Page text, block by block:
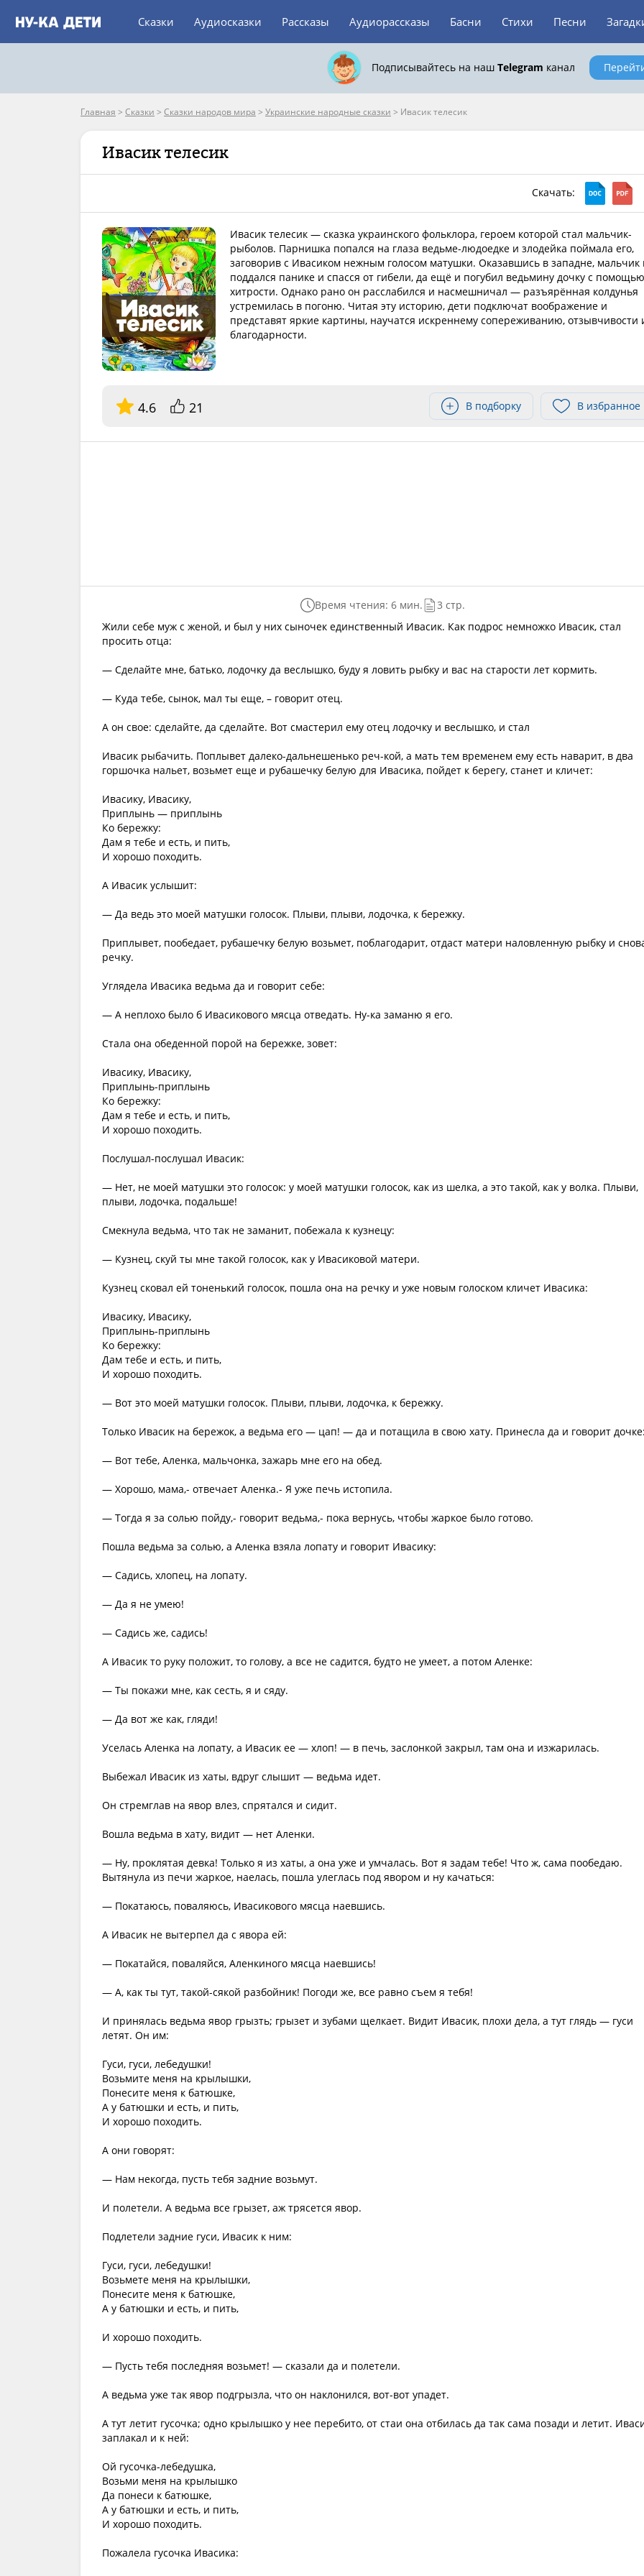
Сказки Аудиосказки Рассказы Аудиорассказы Басни Стихи Песни
Подписывайтесь на наш Telegram канал
Главная > Сказки > Сказки народов мира > Украинские народные сказки > Ивасик телесик
Ивасик телесик
Скачать:
Ивасик телесик — сказка украинского фольклора, героем которой стал мальчик-
рыболов. Парнишка попался на глаза ведьме-людоедке и злодейка поймала его,
заговорив с Ивасиком нежным голосом матушки. Оказавшись в западне, мальчик
поддался панике и спасся от гибели, да ещё и погубил ведьмину дочку с помощью
хитрости. Однако рано он расслабился и насмешничал — разъярённая колдунья
устремилась в погоню. Читая эту историю, дети подключат воображение и
представят яркие картины, научатся искреннему сопереживанию, отзывчивости
благодарности.
4.6 21 В подборку В избранное
Время чтения: 6 мин.
3 стр.
Жили себе муж с женой, и был у них сыночек единственный Ивасик. Как подрос немножко Ивасик, стал
просить отца:
— Сделайте мне, батько, лодочку да веслышко, буду я ловить рыбку и вас на старости лет кормить.
— Куда тебе, сынок, мал ты еще, – говорит отец.
А он свое: сделайте, да сделайте. Вот смастерил ему отец лодочку и веслышко, и стал
Ивасик рыбачить. Поплывет далеко-дальнешенько реч-кой, а мать тем временем ему есть наварит, в два
горшочка нальет, возьмет еще и рубашечку белую для Ивасика, пойдет к берегу, станет и кличет:
Ивасику, Ивасику,
Приплынь — приплынь
Ко бережку:
Дам я тебе и есть, и пить,
И хорошо походить.
А Ивасик услышит:
— Да ведь это моей матушки голосок. Плыви, плыви, лодочка, к бережку.
Приплывет, пообедает, рубашечку белую возьмет, поблагодарит, отдаст матери наловленную рыбку и
речку.
Углядела Ивасика ведьма да и говорит себе:
— А неплохо было б Ивасикового мясца отведать. Ну-ка заманю я его.
Стала она обеденной порой на бережке, зовет:
Ивасику, Ивасику,
Приплынь-приплынь
Ко бережку:
Дам я тебе и есть, и пить,
И хорошо походить.
Послушал-послушал Ивасик:
— Нет, не моей матушки это голосок: у моей матушки голосок, как из шелка, а это такой, как у волка. Плыви,
плыви, лодочка, подальше!
Смекнула ведьма, что так не заманит, побежала к кузнецу:
— Кузнец, скуй ты мне такой голосок, как у Ивасиковой матери.
Кузнец сковал ей тоненький голосок, пошла она на речку и уже новым голоском кличет Ивасика:
Ивасику, Ивасику,
Приплынь-приплынь
Ко бережку:
Дам тебе и есть, и пить,
И хорошо походить.
— Вот это моей матушки голосок. Плыви, плыви, лодочка, к бережку.
Только Ивасик на бережок, а ведьма его — цап! — да и потащила в свою хату. Принесла да и говорит
— Вот тебе, Аленка, мальчонка, зажарь мне его на обед.
— Хорошо, мама,- отвечает Аленка.- Я уже печь истопила.
— Тогда я за солью пойду,- говорит ведьма,- пока вернусь, чтобы жаркое было готово.
Пошла ведьма за солью, а Аленка взяла лопату и говорит Ивасику:
— Садись, хлопец, на лопату.
— Да я не умею!
— Садись же, садись!
А Ивасик то руку положит, то голову, а все не садится, будто не умеет, а потом Аленке:
— Ты покажи мне, как сесть, я и сяду.
— Да вот же как, гляди!
Уселась Аленка на лопату, а Ивасик ее — хлоп! — в печь, заслонкой закрыл, там она и изжарилась.
Выбежал Ивасик из хаты, вдруг слышит — ведьма идет.
Он стремглав на явор влез, спрятался и сидит.
Вошла ведьма в хату, видит — нет Аленки.
— Ну, проклятая девка! Только я из хаты, а она уже и умчалась. Вот я задам тебе! Что ж, сама пообедаю.
Вытянула из печи жаркое, наелась, пошла улеглась под явором и ну качаться:
— Покатаюсь, поваляюсь, Ивасикового мясца наевшись.
А Ивасик не вытерпел да с явора ей:
— Покатайся, поваляйся, Аленкиного мясца наевшись!
— А, как ты тут, такой-сякой разбойник! Погоди же, все равно съем я тебя!
И принялась ведьма явор грызть; грызет и зубами щелкает. Видит Ивасик, плохи дела, а тут глядь — гуси
летят. Он им:
Гуси, гуси, лебедушки!
Возьмите меня на крылышки,
Понесите меня к батюшке,
А у батюшки и есть, и пить,
И хорошо походить.
А они говорят:
— Нам некогда, пусть тебя задние возьмут.
И полетели. А ведьма все грызет, аж трясется явор.
Подлетели задние гуси, Ивасик к ним:
Гуси, гуси, лебедушки!
Возьмете меня на крылышки,
Понесите меня к батюшке,
А у батюшки и есть, и пить,
И хорошо походить.
— Пусть тебя последняя возьмет! — сказали да и полетели.
А ведьма уже так явор подгрызла, что он наклонился, вот-вот упадет.
А тут летит гусочка; одно крылышко у нее перебито, от стаи она отбилась да так сама позади и летит.
заплакал и к ней:
Ой гусочка-лебедушка,
Возьми меня на крылышко
Да понеси к батюшке,
А у батюшки и есть, и пить,
И хорошо походить.
Пожалела гусочка Ивасика: